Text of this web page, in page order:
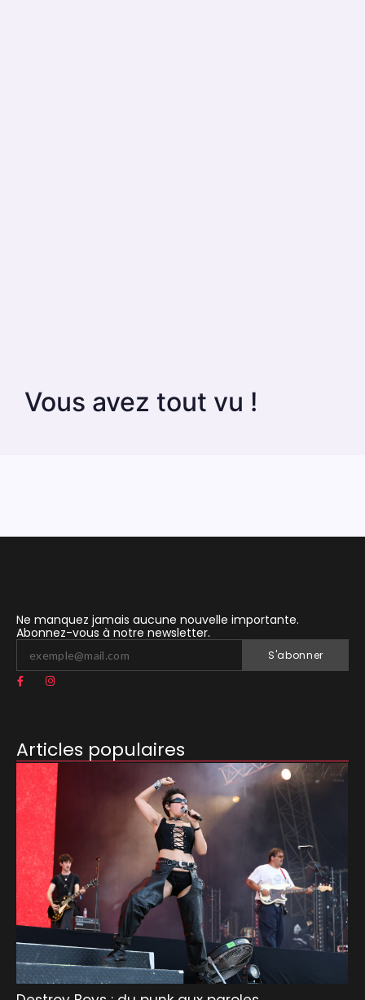
Vous avez tout vu !
Ne manquez jamais aucune nouvelle importante.
Abonnez-vous à notre newsletter.
S'abonner
Articles populaires